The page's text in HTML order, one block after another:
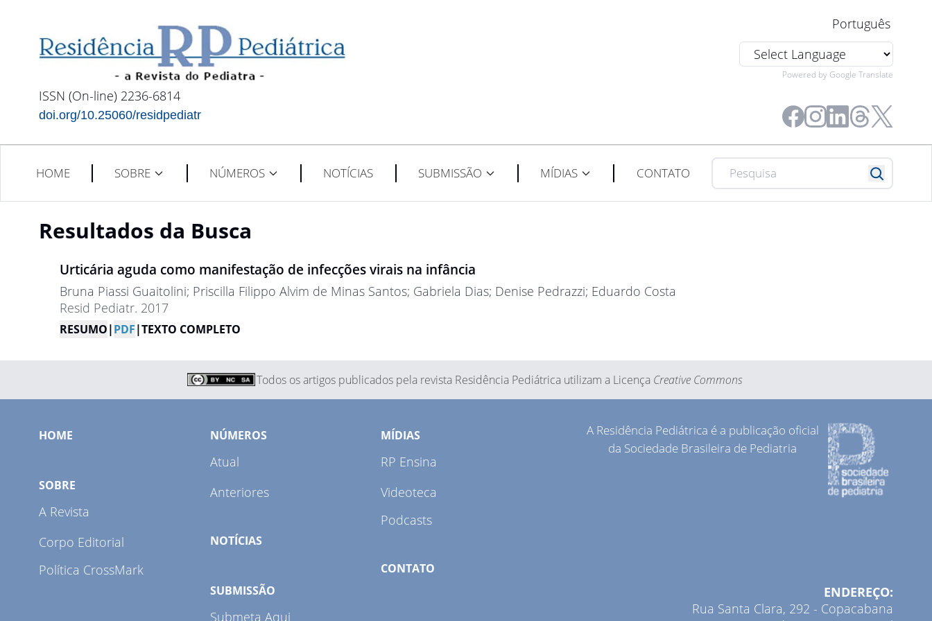
ISSN (On-line) 2236-6814
doi.org/10.25060/residpediatr
Português
Powered by Google Translate
HOME SOBRE NÚMEROS NOTÍCIAS SUBMISSÃO MÍDIAS CONTATO
Resultados da Busca
Urticária aguda como manifestação de infecções virais na infância
Bruna Piassi Guaitolini; Priscilla Filippo Alvim de Minas Santos; Gabriela Dias; Denise Pedrazzi; Eduardo Costa
Resid Pediatr. 2017
RESUMO|PDF|TEXTO COMPLETO
Todos os artigos publicados pela revista Residência Pediátrica utilizam a Licença Creative Commons
HOME
SOBRE
A Revista
Corpo Editorial
Política CrossMark
NÚMEROS
Atual
Anteriores
NOTÍCIAS
SUBMISSÃO
Submeta Aqui
MÍDIAS
RP Ensina
Videoteca
Podcasts
CONTATO
A Residência Pediátrica é a publicação oficial
da Sociedade Brasileira de Pediatria
ENDEREÇO:
Rua Santa Clara, 292 - Copacabana